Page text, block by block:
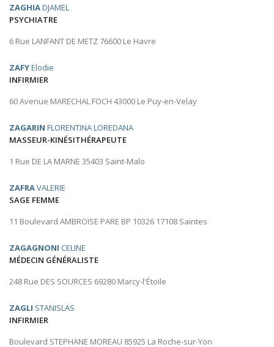
ZAGHIADJAMEL
PSYCHIATRE
6 Rue LANFANT DE METZ 76600 Le Havre
ZAFYElodie
INFIRMIER
60 Avenue MARECHAL FOCH 43000 Le Puy-en-Velay
ZAGARIN FLORENTINA LOREDANA
MASSEUR-KINÉSITHÉRAPEUTE
1 Rue DE LA MARNE 35403 Saint-Malo
ZAFRAVALERIE
SAGE FEMME
11 Boulevard AMBROISE PARE BP 10326 17108 Saintes
ZAGAGNONI CELINE
MÉDECIN GÉNÉRALISTE
248 Rue DES SOURCES 69280 Marcy-l'Étoile
ZAGLI STANISLAS
INFIRMIER
Boulevard STEPHANE MOREAU 85925 La Roche-sur-Yon